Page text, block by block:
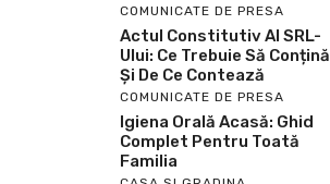
COMUNICATE DE PRESA
Actul Constitutiv Al SRL-
Ului: Ce Trebuie Să Conțină
Și De Ce Contează
COMUNICATE DE PRESA
Igiena Orală Acasă: Ghid
Complet Pentru Toată
Familia